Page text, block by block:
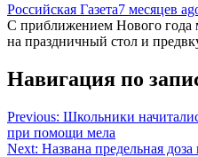
Российская Газета7 месяцев
С приближением Нового года
на праздничный стол и
Навигация по
Previous: Школьники
при помощи мела
Next: Названа предельная